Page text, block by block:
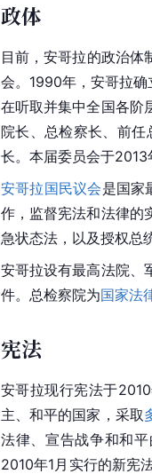
政体
目前，安哥拉的政治体
会。1990年，安哥拉
在听取并集中全国各阶
院长、总检察长、前
长。本届委员会于2013
安哥拉国民议会是国家
作，监督宪法和法律的
急状态法 ，以及授权总
安哥拉设有最高法院、
件。总检察院为国家法
宪法
安哥拉现行宪法于
主、和平的国家，采取
法律、宣告战争和和
2010年1月实行的新宪